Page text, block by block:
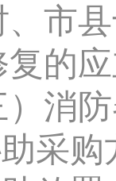
、市
复的
）消
采